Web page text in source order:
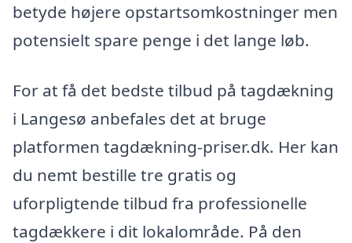
betyde højere opstartsomkostninger men
potensielt spare penge i det lange løb.
For at få det bedste tilbud på tagdækning
i Langesø anbefales det at bruge
platformen tagdækning-priser.dk. Her kan
du nemt bestille tre gratis og
uforpligtende tilbud fra professionelle
tagdækkere i dit lokalområde. På den